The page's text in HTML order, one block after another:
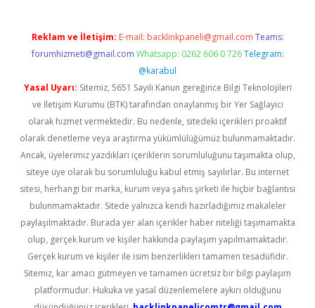
Reklam ve İletişim: E-mail: backlinkpaneli@gmail.com Teams:
forumhizmeti@gmail.com Whatsapp: 0262 606 0 726 Telegram:
@karabul
Yasal Uyarı: Sitemiz, 5651 Sayılı Kanun gereğince Bilgi Teknolojileri
ve İletişim Kurumu (BTK) tarafından onaylanmış bir Yer Sağlayıcı
olarak hizmet vermektedir. Bu nedenle, sitedeki içerikleri proaktif
olarak denetleme veya araştırma yükümlülüğümüz bulunmamaktadır.
Ancak, üyelerimiz yazdıkları içeriklerin sorumluluğunu taşımakta olup,
siteye üye olarak bu sorumluluğu kabul etmiş sayılırlar. Bu internet
sitesi, herhangi bir marka, kurum veya şahıs şirketi ile hiçbir bağlantısı
bulunmamaktadır. Sitede yalnızca kendi hazırladığımız makaleler
paylaşılmaktadır. Burada yer alan içerikler haber niteliği taşımamakta
olup, gerçek kurum ve kişiler hakkında paylaşım yapılmamaktadır.
Gerçek kurum ve kişiler ile isim benzerlikleri tamamen tesadüfidir.
Sitemiz, kar amacı gütmeyen ve tamamen ücretsiz bir bilgi paylaşım
platformudur. Hukuka ve yasal düzenlemelere aykırı olduğunu